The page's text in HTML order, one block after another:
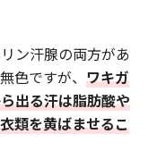
ン汗腺の両方があ
色ですが、 ワキガ
出る汗は脂肪酸や
類を黄ばませるこ